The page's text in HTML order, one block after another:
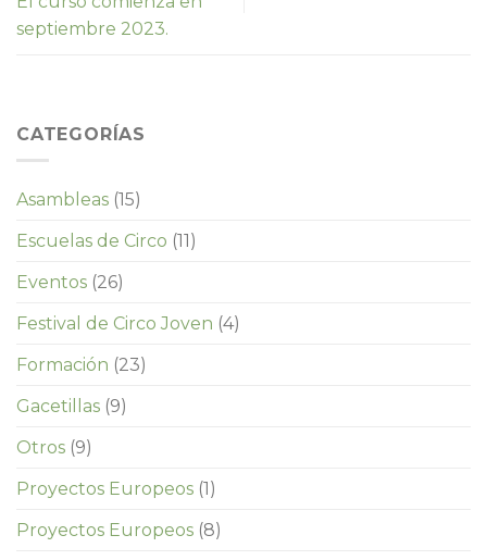
septiembre 2023.
CATEGORÍAS
Asambleas (15)
Escuelas de Circo (11)
Eventos (26)
Festival de Circo Joven (4)
Formación (23)
Gacetillas (9)
Otros (9)
Proyectos Europeos (1)
Proyectos Europeos (8)